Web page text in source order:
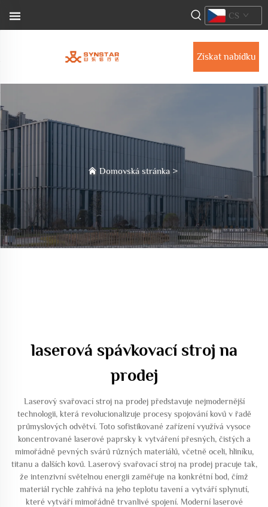
Získat nabídku
CS
Domovská stránka >
laserová spávkovací stroj na
prodej
Laserový svařovací stroj na prodej představuje nejmodernější
technologii, která revolucionalizuje procesy spojování kovů v řadě
průmyslových odvětví. Toto sofistikované zařízení využívá vysoce
koncentrované laserové paprsky k vytváření přesných, čistých a
mimořádně pevných svárů různých materiálů, včetně oceli, hliníku,
titanu a dalších kovů. Laserový svařovací stroj na prodej pracuje tak,
že intenzivní světelnou energii zaměřuje na konkrétní bod, čímž
materiál rychle zahřívá na jeho teplotu tavení a vytváří splynutí,
které vytváří mimořádně trvanlivé spojení. Moderní laserové